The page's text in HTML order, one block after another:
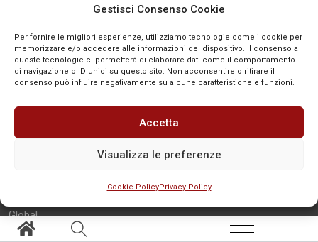
Gestisci Consenso Cookie
Per fornire le migliori esperienze, utilizziamo tecnologie come i cookie per
memorizzare e/o accedere alle informazioni del dispositivo. Il consenso a
queste tecnologie ci permetterà di elaborare dati come il comportamento
di navigazione o ID unici su questo sito. Non acconsentire o ritirare il
consenso può influire negativamente su alcune caratteristiche e funzioni.
Accetta
Visualizza le preferenze
Cookie PolicyPrivacy Policy
Aree tematiche
Affari pubblici
Scenari
Global
Eventi
Altro
Privacy policy